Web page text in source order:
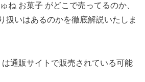
ね お菓子 がどこで売ってるのか、
扱いはあるのかを徹底解説いたしま
通販サイトで販売されている可能